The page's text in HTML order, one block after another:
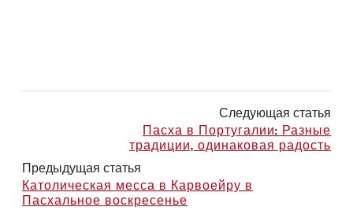
Следующая статья
Пасха в Португалии: Разные
традиции, одинаковая радость
Предыдущая статья
Католическая месса в Карвоейру в
Пасхальное воскресенье